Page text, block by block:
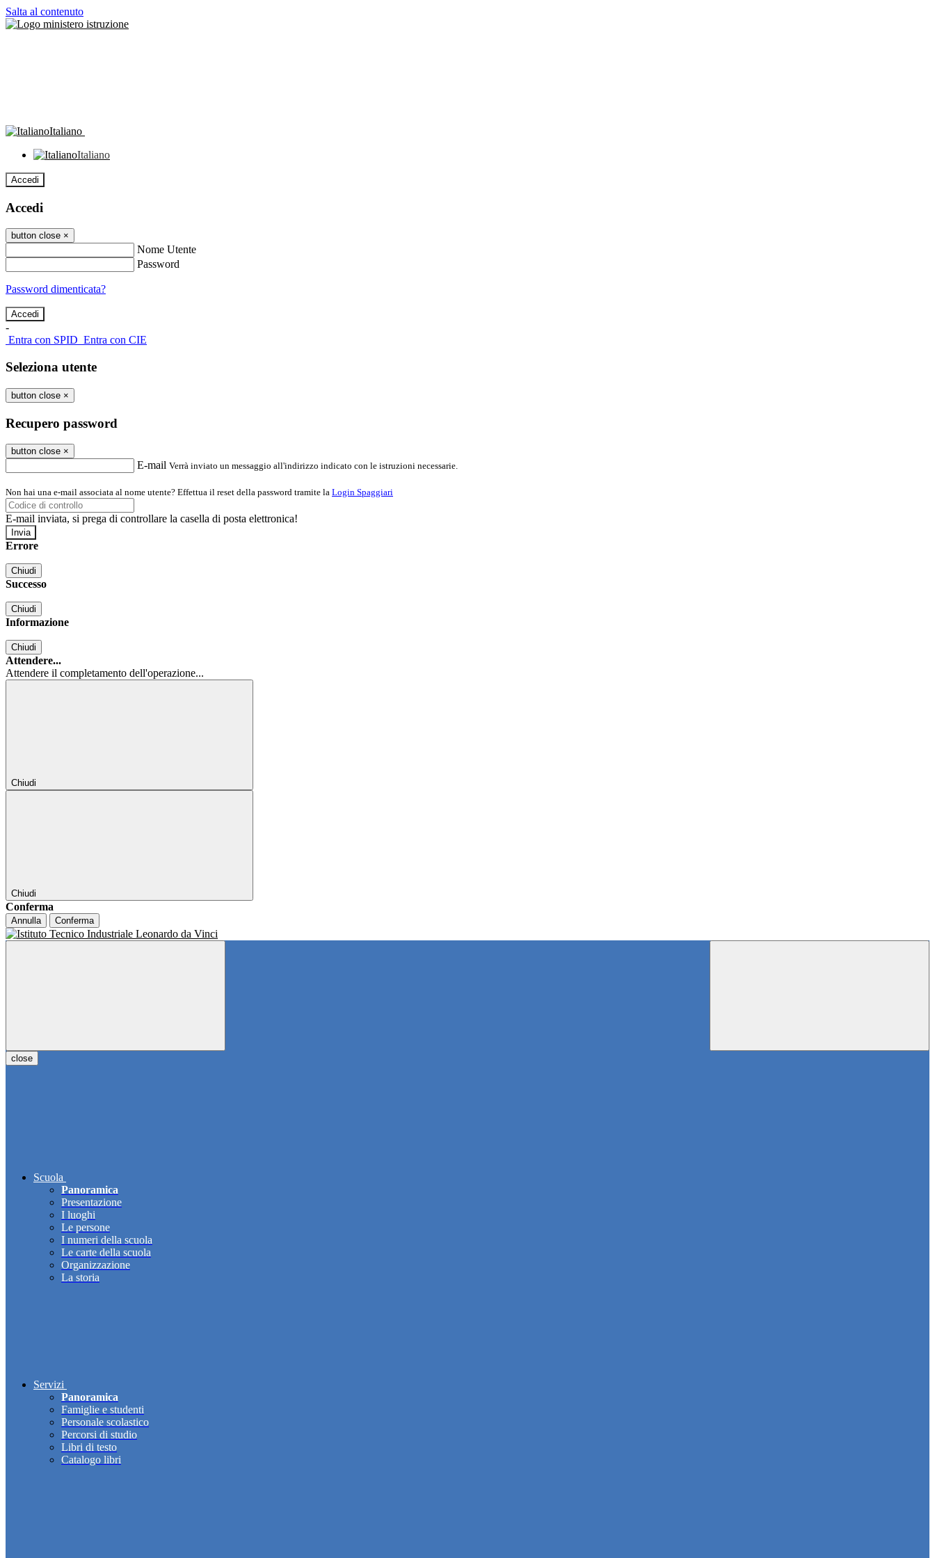
Salta al contenuto
Italiano
Italiano
Accedi
Accedi
button close ×
Nome Utente
Password
Password dimenticata?
-
Entra con SPID Entra con CIE
Seleziona utente
button close ×
Recupero password
button close ×
E-mail Verrà inviato un messaggio all'indirizzo indicato con le istruzioni necessarie.
Non hai una e-mail associata al nome utente? Effettua il reset della password tramite la Login Spaggiari
E-mail inviata, si prega di controllare la casella di posta elettronica!
Errore
Chiudi
Successo
Chiudi
Informazione
Chiudi
Attendere...
Attendere il completamento dell'operazione...
Chiudi
Chiudi
Conferma
Annulla Conferma
close
Scuola
Panoramica
Presentazione
I luoghi
Le persone
I numeri della scuola
Le carte della scuola
Organizzazione
La storia
Servizi
Panoramica
Famiglie e studenti
Personale scolastico
Percorsi di studio
Libri di testo
Catalogo libri